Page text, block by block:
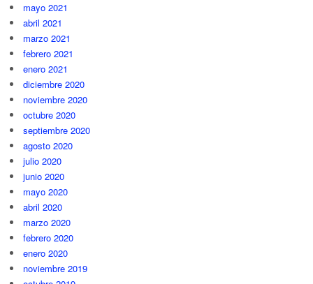
mayo 2021
abril 2021
marzo 2021
febrero 2021
enero 2021
diciembre 2020
noviembre 2020
octubre 2020
septiembre 2020
agosto 2020
julio 2020
junio 2020
mayo 2020
abril 2020
marzo 2020
febrero 2020
enero 2020
noviembre 2019